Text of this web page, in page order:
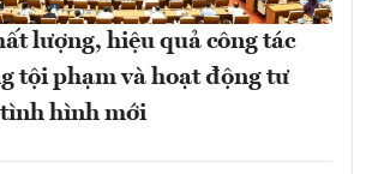
lượng, hiệu quả công tác
tội phạm và hoạt động tư
hình mới